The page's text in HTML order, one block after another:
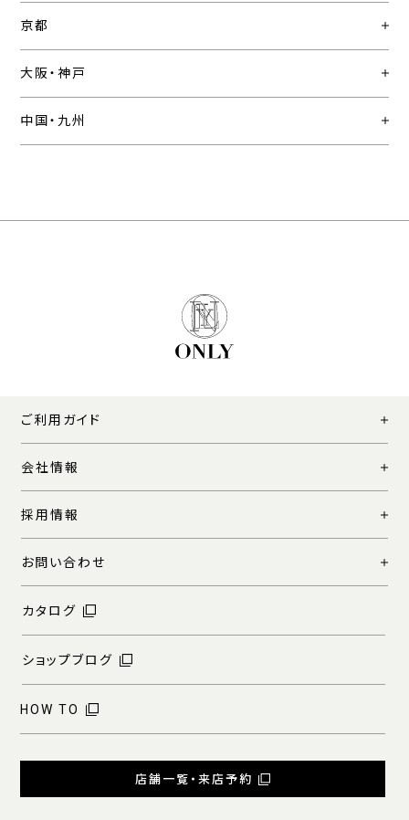
京都
大阪・神戸
中国・九州
ご利用ガイド
会社情報
採用情報
お問い合わせ
カタログ
ショップブログ
HOW TO
店舗一覧・来店予約